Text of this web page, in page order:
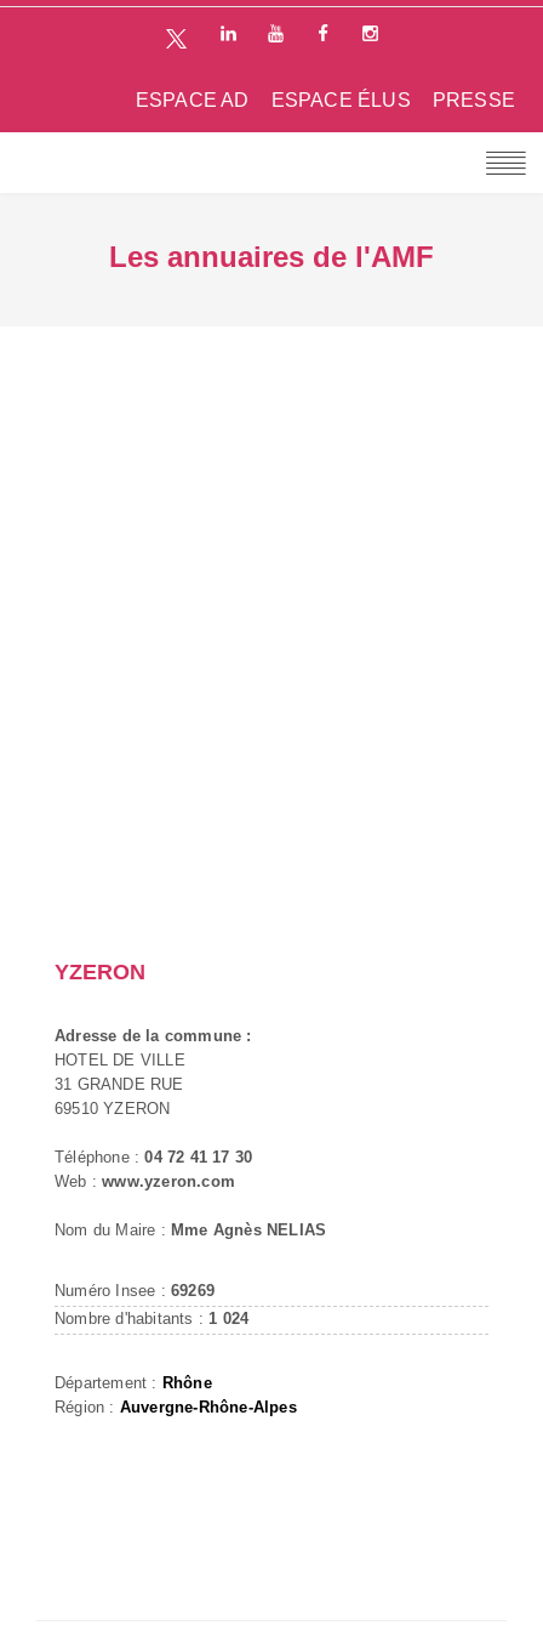
PRESSE
ESPACE ÉLUS
ESPACE AD
Les annuaires de l'AMF
YZERON
Adresse de la commune :
HOTEL DE VILLE
31 GRANDE RUE
69510 YZERON
Téléphone :04 72 41 17 30
Web :www.yzeron.com
Nom du Maire : Mme Agnès NELIAS
Numéro Insee : 69269
Nombre d'habitants : 1 024
Département : Rhône
Région : Auvergne-Rhône-Alpes